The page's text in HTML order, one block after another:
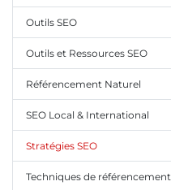
Outils SEO
Outils et Ressources SEO
Référencement Naturel
SEO Local & International
Stratégies SEO
Techniques de référencement